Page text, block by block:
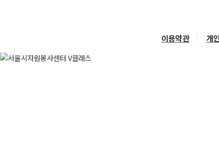
이용약관 개